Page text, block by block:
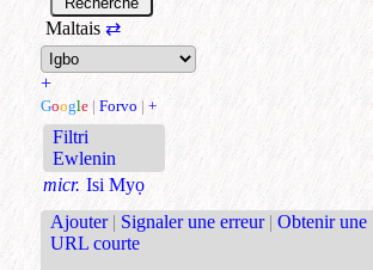
Maltais ⇄
+
Google | Forvo | +
Filtri
Ewlenin
micr. Isi Myọ
Ajouter | Signaler une erreur | Obtenir une
URL courte